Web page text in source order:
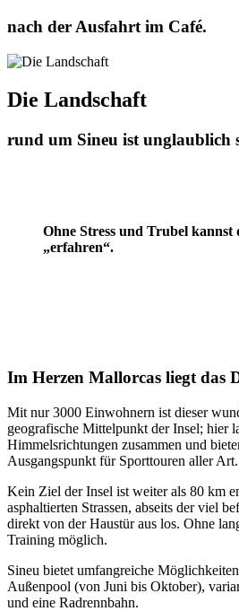
nach der Ausfahrt im Café.
Die Landschaft
rund um Sineu ist unglaublich
Ohne Stress und Trubel kannst
„erfahren“.
Im Herzen Mallorcas liegt das
Mit nur 3000 Einwohnern ist dieser
geografische Mittelpunkt der Insel; hier
Himmelsrichtungen zusammen und
Ausgangspunkt für Sporttouren aller Art.
Kein Ziel der Insel ist weiter als 80 km
asphaltierten Strassen, abseits der viel
direkt von der Haustür aus los. Ohne
Training möglich.
Sineu bietet umfangreiche
Außenpool (von Juni bis Oktober),
und eine Radrennbahn.